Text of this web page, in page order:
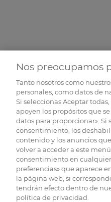
Nos preocupamos
Tanto nosotros como
personales, como datos de
Si seleccionas Aceptar
apoyen los propósitos que
datos para proporcionar». Si
consentimiento, los
contenido y los anuncios
volver a acceder a este
consentimiento en
preferencias» que aparece
la página web, si
tendrán efecto dentro de
política de privacidad.